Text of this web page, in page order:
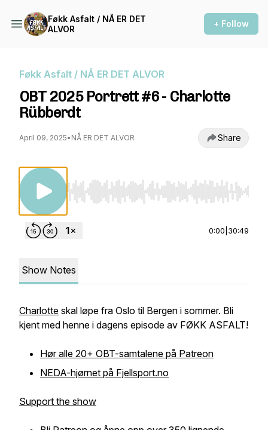
Føkk Asfalt / NÅ ER DET
ALVOR
+ Follow
Føkk Asfalt / NÅ ER DET ALVOR
OBT 2025 Portrett #6 - Charlotte
Rübberdt
April 09, 2025• NÅ ER DET ALVOR Share
Use Left/Right to seek, Home/End to jump to
0:00 30:49
Show Notes
Charlotte skal løpe fra Oslo til Bergen i sommer. Bli
kjent med henne i dagens episode av FØKK ASFALT!
Hør alle 20+ OBT-samtalene på Patreon
NEDA-hjørnet på Fjellsport.no
Support the show